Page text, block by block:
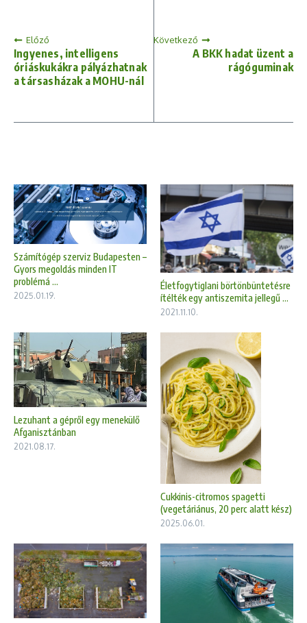
Előző
Ingyenes, intelligens
óriáskukákra pályázhatnak
a társasházak a MOHU-nál
Következő
A BKK hadat üzent a
rágóguminak
Számítógép szerviz Budapesten –
Gyors megoldás minden IT
problémá ...
2025.01.19.
Életfogytiglani börtönbüntetésre
ítélték egy antiszemita jellegű ...
2021.11.10.
Lezuhant a gépről egy menekülő
Afganisztánban
2021.08.17.
Cukkinis-citromos spagetti
(vegetáriánus, 20 perc alatt kész)
2025.06.01.